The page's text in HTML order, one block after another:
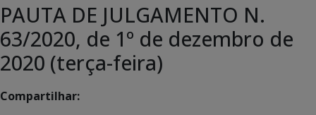
PAUTA DE JULGAMENTO N.
63/2020, de 1º de dezembro de
2020 (terça-feira)
Compartilhar: